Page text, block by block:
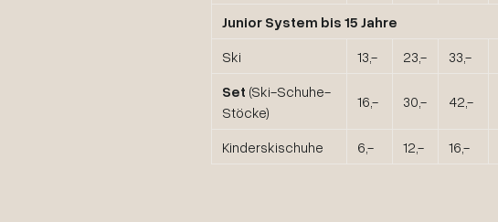
Junior System bis 15 Jahre
Ski
13,- 23,- 33,-
Set (Ski-Schuhe-
Stöcke)
16,- 30,- 42,-
Kinderskischuhe 6,- 12,- 16,-